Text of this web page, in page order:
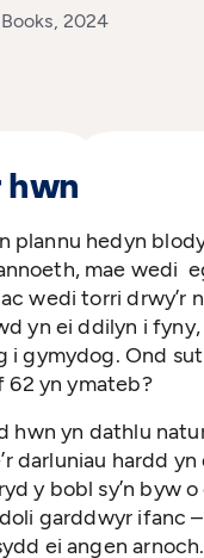
2024
hwn
plannu hedyn
mae wedi
wedi torri drwy’r
yn ei ddilyn i
i gymydog. Ond
62 yn ymateb?
hwn yn dathlu
darluniau hardd yn
y bobl sy’n byw
garddwyr ifanc
ei angen arnoch.